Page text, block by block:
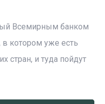
Всемирным банком
в котором уже есть
стран, и туда пойдут